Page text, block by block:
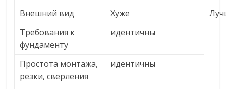
Внешний вид
Хуже
Требования к
фундаменту
идентичны
Простота монтажа,
резки, сверления
идентичны